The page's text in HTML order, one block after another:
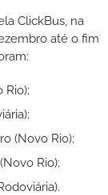
ClickBus, na
até o fim
Rio);
(Novo Rio);
Rio);